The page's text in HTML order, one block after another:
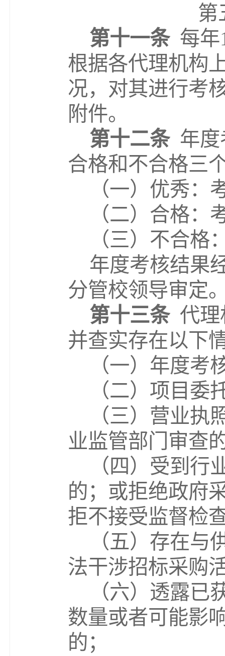
第
第十一条 每年
根据各代理机构
况，对其进行考
附件。
第十二条 年
合格和不合格三
（一）优秀：
（二）合格：
（三） 不合格
年度考核结果
分管校领导审定
第十三条 代
并查实存在以下
（一）年度考
（二）项目
（三）营业
业监管部门审查
（四）受到
的；或拒绝政府
拒不接受监督检
（五）存在
法干涉招标采购
（六）透露
数量或者可能影
的；